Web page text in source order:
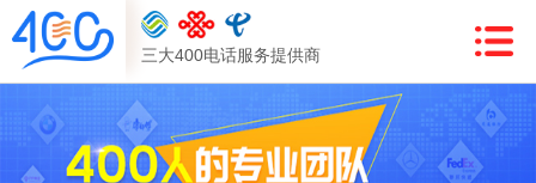
三大400电话服务提供商